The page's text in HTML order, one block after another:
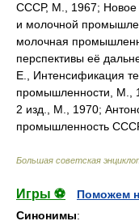
СССР, М., 1967; Новое
и молочной
молочная
перспективы её
Е., Интенсификация
промышленности, М.,
2 изд., М., 1970;
промышленность
Большая советская
Игры ⚽
Поможем
Синонимы: